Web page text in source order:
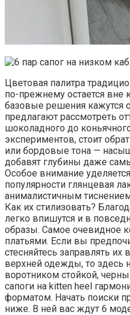
Цветовая палитра
по-прежнему остается вне
базовые решения кажутся
предлагают рассмотреть
шоколадного до
экспериментов, стоит
или бордовые тона —
добавят глубины даже
Особое внимание
популярности глянцевая
анималистичным
Как их стилизовать?
легко впишутся и в
образы. Самое очевидное
платьями. Если вы
стесняйтесь заправлять их
верхней одежды, то здесь
воротником стойкой,
сапоги на kitten heel
форматом. Начать поиски
ниже. В ней вас ждут 6